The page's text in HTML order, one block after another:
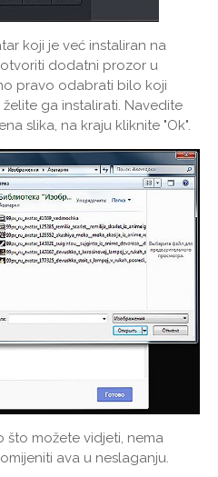
koji je već instaliran na
dodatni prozor u
pravo odabrati bilo koji
ga instalirati. Navedite
slika, na kraju kliknite "Ok".
što možete vidjeti, nema
ava u neslaganju.